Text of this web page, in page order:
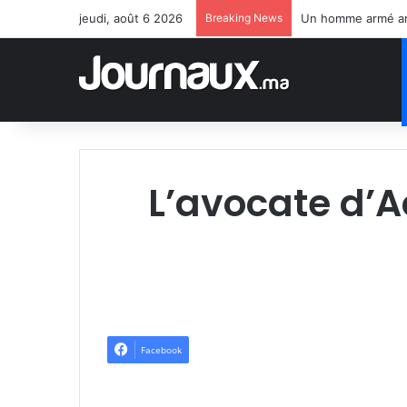
jeudi, août 6 2026 Breaking News Un homme armé
L’avocate
Facebook